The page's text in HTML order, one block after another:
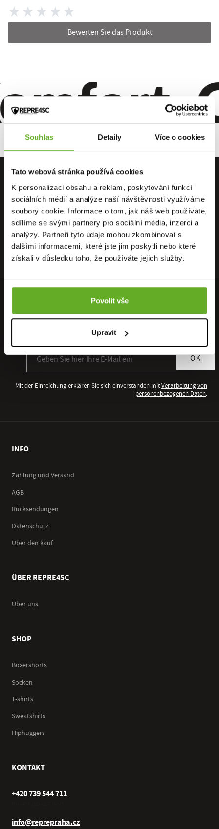
Souhlas Detaily Více o cookies
Tato webová stránka používá cookies
K personalizaci obsahu a reklam, poskytování funkcí
sociálních médií a analýze naší návštěvnosti využíváme
soubory cookie. Informace o tom, jak náš web používáte,
sdílíme se svými partnery pro sociální média, inzerci a
analýzy. Partneři tyto údaje mohou zkombinovat s
dalšími informacemi, které jste jim poskytli nebo které
získali v důsledku toho, že používáte jejich služby.
Povolit vše
Upravit
Bewerten Sie das Produkt
MELDEN SIE SICH FÜR UNSEREN NEWSLETTER AN
Sie erhalten als Erster Zugang zu allen neuen Kollektionen und
Anmeldung zum Newsletter
OK
Mit der Einreichung erklären Sie sich einverstanden mitVerarbeitung von
personenbezogenen Daten.
INFO
Zahlung und Versand
AGB
Rücksendungen
Datenschutz
Über den kauf
ÜBER REPRE4SC
Über uns
SHOP
Boxershorts
Socken
T-shirts
Sweatshirts
Hiphuggers
KONTAKT
+420 739 544 711
info@reprepraha.cz